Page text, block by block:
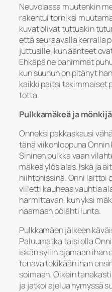
Neuvolassa muutenkin
rakentui torniksi
kuvat olivat tuttuakin
että seuraavalla kerralla
juttusille, kun äänteet
Ehkäpä ne pahimmat
kun suuhun on pitänyt
kaikki paitsi takimmaiset
totta.
Pulkkamäkeä ja
Onneksi pakkaskausi
tänä viikonloppuna
Sininen pulkka vaan
mäkeä ylös alas. Iskä ja
hiihtohissinä. Onni laittoi
viiletti kauheaa vauhtia
harmittavan, kun yksi
naamaan pölähti lunta.
Pulkkamäen jälkeen
Paluumatka taisi olla
iskän syliin ajamaan ihan
tenava tekikään ihan
soimaan. Oikein
ja jatkoi ajelua hymyssä